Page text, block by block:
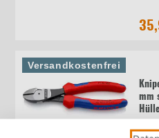
mm
Hülle
Versandkostenfrei